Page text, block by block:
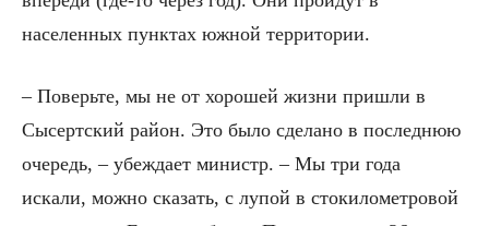
населенных пунктах южной территории.
– Поверьте, мы не от хорошей жизни пришли в
Сысертский район. Это было сделано в последнюю
очередь, – убеждает министр. – Мы три года
искали, можно сказать, с лупой в стокилометровой